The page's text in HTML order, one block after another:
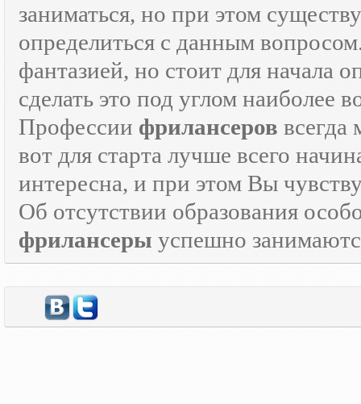
заниматься, но при этом
определиться с данным
фантазией, но стоит для начала
сделать это под углом наиболее
Профессии фрилансеров
вот для старта лучше всего
интересна, и при этом Вы
Об отсутствии образования
фрилансеры успешно